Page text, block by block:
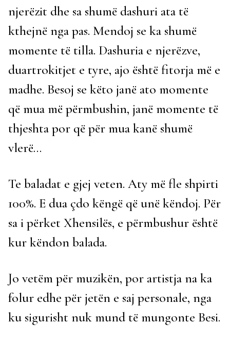
njerëzit dhe sa shumë dashuri ata të
kthejnë nga pas. Mendoj se ka shumë
momente të tilla. Dashuria e njerëzve,
duartrokitjet e tyre, ajo është fitorja më e
madhe. Besoj se këto janë ato momente
që mua më përmbushin, janë momente të
thjeshta por që për mua kanë shumë
vlerë…
Te baladat e gjej veten. Aty më fle shpirti
100%. E dua çdo këngë që unë këndoj. Për
sa i përket Xhensilës, e përmbushur është
kur këndon balada.
Jo vetëm për muzikën, por artistja na ka
folur edhe për jetën e saj personale, nga
ku sigurisht nuk mund të mungonte Besi.